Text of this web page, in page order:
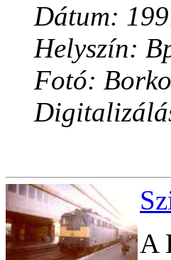
Dátum:
Helyszín:
Fotó:
A